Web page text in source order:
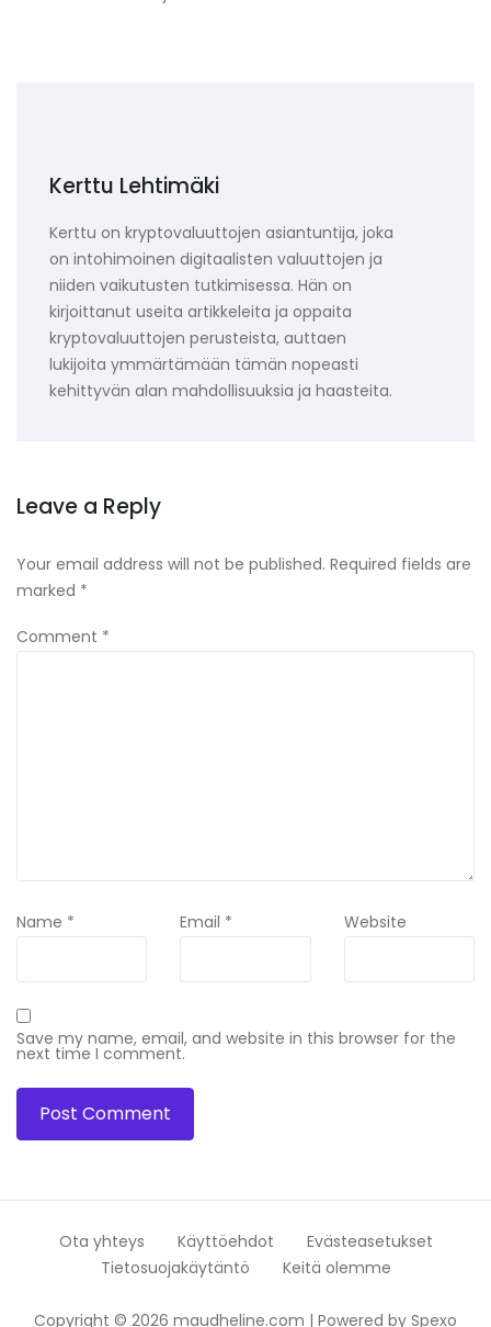
Kerttu Lehtimäki
Kerttu on kryptovaluuttojen asiantuntija, joka
on intohimoinen digitaalisten valuuttojen ja
niiden vaikutusten tutkimisessa. Hän on
kirjoittanut useita artikkeleita ja oppaita
kryptovaluuttojen perusteista, auttaen
lukijoita ymmärtämään tämän nopeasti
kehittyvän alan mahdollisuuksia ja haasteita.
Leave a Reply
Your email address will not be published. Required fields are
marked *
Comment *
Name * Email * Website
Save my name, email, and website in this browser for the
next time I comment.
Copyright © 2026 maudheline.com | Powered by Spexo
Ota yhteys Käyttöehdot
Evästeasetukset
Tietosuojakäytäntö
Keitä olemme